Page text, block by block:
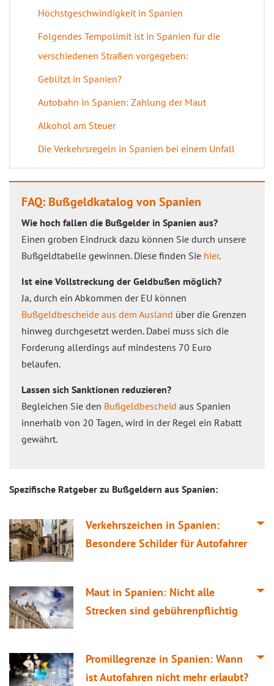
Höchstgeschwindigkeit in Spanien
Folgendes Tempolimit ist in Spanien für die
verschiedenen Straßen vorgegeben:
Geblitzt in Spanien?
Autobahn in Spanien: Zahlung der Maut
Alkohol am Steuer
Die Verkehrsregeln in Spanien bei einem Unfall
FAQ: Bußgeldkatalog von Spanien
Wie hoch fallen die Bußgelder in Spanien aus?
Einen groben Eindruck dazu können Sie durch unsere
Bußgeldtabelle gewinnen. Diese finden Sie hier.
Ist eine Vollstreckung der Geldbußen möglich?
Ja, durch ein Abkommen der EU können
Bußgeldbescheide aus dem Ausland über die Grenzen
hinweg durchgesetzt werden. Dabei muss sich die
Forderung allerdings auf mindestens 70 Euro
belaufen.
Lassen sich Sanktionen reduzieren?
Begleichen Sie den Bußgeldbescheid aus Spanien
innerhalb von 20 Tagen, wird in der Regel ein Rabatt
gewährt.
Spezifische Ratgeber zu Bußgeldern aus Spanien:
Verkehrszeichen in Spanien:
Besondere Schilder für Autofahrer
Maut in Spanien: Nicht alle
Strecken sind gebührenpflichtig
Promillegrenze in Spanien: Wann
ist Autofahren nicht mehr erlaubt?